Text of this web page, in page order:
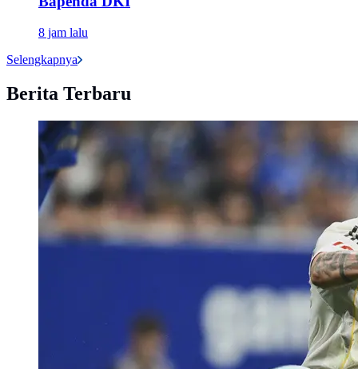
8 jam lalu
Selengkapnya
Berita Terbaru